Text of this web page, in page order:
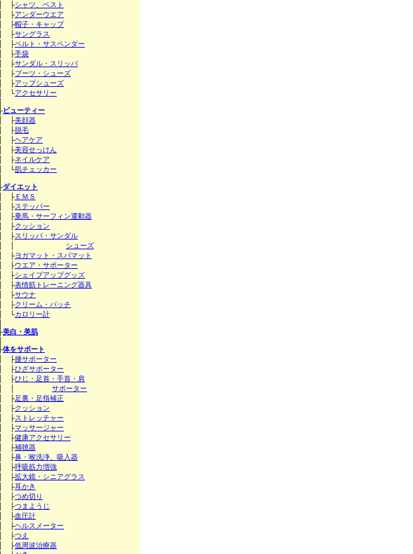
│ ├シャツ、ベスト
│ ├アンダーウエア
│ ├帽子・キャップ
│ ├サングラス
│ ├ベルト・サスペンダー
│ ├手袋
│ ├サンダル・スリッパ
│ ├ブーツ・シューズ
│ ├アップシューズ
│ └アクセサリー
├ビューティー
│ ├美顔器
│ ├脱毛
│ ├ヘアケア
│ ├美容せっけん
│ ├ネイルケア
│ └肌チェッカー
├ダイエット
│ ├ＥＭＳ
│ ├ステッパー
│ ├乗馬・サーフィン運動器
│ ├クッション
│ ├スリッパ・サンダル
シューズ
│ ├ヨガマット・スパマット
│ ├ウエア・サポーター
│ ├シェイプアップグッズ
│ ├表情筋トレーニング器具
│ ├サウナ
│ ├クリーム・パッチ
│ └カロリー計
├美白・美肌
├体をサポート
│ ├腰サポーター
│ ├ひざサポーター
│ ├ひじ・足首・手首・肩
サポーター
│ ├足裏・足指補正
│ ├クッション
│ ├ストレッチャー
│ ├マッサージャー
│ ├健康アクセサリー
│ ├補聴器
│ ├鼻・喉洗浄、吸入器
│ ├呼吸筋力増強
│ ├拡大鏡・シニアグラス
│ ├耳かき
│ ├つめ切り
│ ├つまようじ
│ ├血圧計
│ ├ヘルスメーター
│ ├つえ
│ ├低周波治療器